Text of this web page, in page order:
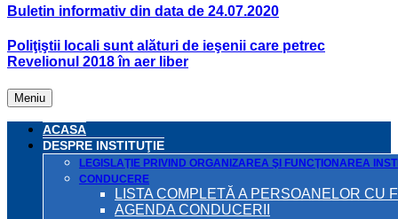
Buletin informativ din data de 24.07.2020
Poliţiştii locali sunt alături de ieşenii care petrec
Revelionul 2018 în aer liber
Meniu
ACASA
DESPRE INSTITUŢIE
LEGISLAŢIE PRIVIND ORGANIZAREA ŞI FUNCŢIONAREA
CONDUCERE
LISTA COMPLETĂ A PERSOANELOR CU
AGENDA CONDUCERII